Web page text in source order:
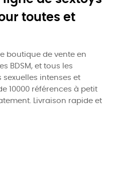
toutes et
boutique de vente en
BDSM, et tous les
intenses et
10000 références à petit
Livraison rapide et